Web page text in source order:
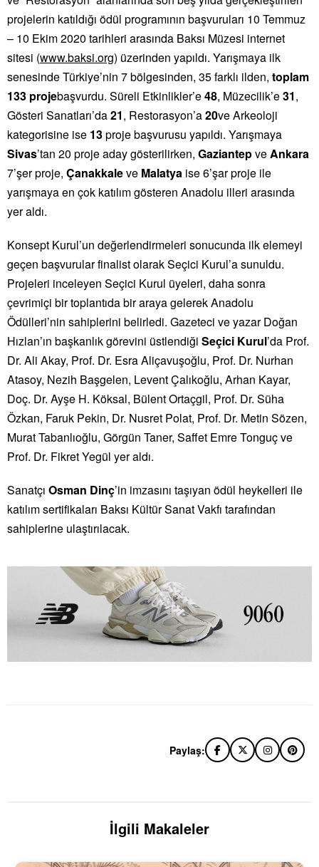
projelerin katıldığı ödül programının başvuruları 10 Temmuz
– 10 Ekim 2020 tarihleri arasında Baksı Müzesi internet
sitesi (www.baksi.org) üzerinden yapıldı. Yarışmaya ilk
senesinde Türkiye’nin 7 bölgesinden, 35 farklı ilden, toplam
133 projebaşvurdu. Süreli Etkinlikler’e48, Müzecilik’e31,
Gösteri Sanatları’da21, Restorasyon’a20ve Arkeoloji
kategorisine ise 13proje başvurusu yapıldı. Yarışmaya
Sivas’tan 20 proje aday gösterilirken, GaziantepveAnkara
7’şer proje, Çanakkaleve Malatya ise 6’şar proje ile
yarışmaya en çok katılım gösteren Anadolu illeri arasında
yer aldı.
Konsept Kurul’un değerlendirmeleri sonucunda ilk elemeyi
geçen başvurular finalist olarak Seçici Kurul’a sunuldu.
Projeleri inceleyen Seçici Kurul üyeleri, daha sonra
çevrimiçi bir toplantıda bir araya gelerekAnadolu
Ödülleri’nin sahiplerini belirledi. Gazeteci ve yazar Doğan
Hızlan’ın başkanlık görevini üstlendiği Seçici Kurul’da Prof.
Dr. Ali Akay, Prof. Dr. Esra Aliçavuşoğlu, Prof. Dr. Nurhan
Atasoy, Nezih Başgelen, Levent Çalıkoğlu, Arhan Kayar,
Doç. Dr. Ayşe H. Köksal, Bülent Ortaçgil, Prof. Dr. Süha
Özkan, Faruk Pekin, Dr. Nusret Polat, Prof. Dr. Metin Sözen,
Murat Tabanlıoğlu, Görgün Taner, Saffet Emre Tonguç ve
Prof. Dr. Fikret Yegül yer aldı.
Sanatçı Osman Dinç’in imzasını taşıyan ödül heykelleri ile
katılım sertifikaları Baksı Kültür Sanat Vakfı tarafından
sahiplerine ulaştırılacak.
Paylaş:
İlgili Makaleler